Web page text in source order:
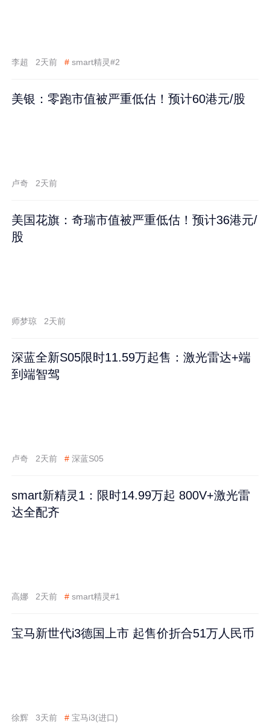
李超 2天前 # smart精灵#2
美银：零跑市值被严重低估！预计60港元/股
卢奇 2天前
美国花旗：奇瑞市值被严重低估！预计36港元/
股
师梦琼 2天前
深蓝全新S05限时11.59万起售：激光雷达+端
到端智驾
卢奇 2天前 # 深蓝S05
smart新精灵1：限时14.99万起 800V+激光雷
达全配齐
高娜 2天前 # smart精灵#1
宝马新世代i3德国上市 起售价折合51万人民币
徐辉 3天前 # 宝马i3(进口)